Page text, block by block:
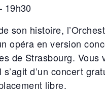
19h30
son histoire,
opéra en version
de Strasbourg. Vous
d’un concert
libre.